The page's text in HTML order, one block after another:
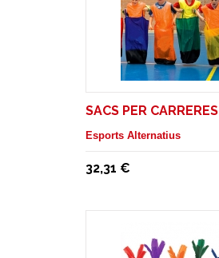
SACS PER CARRERES
Esports Alternatius
32,31 €